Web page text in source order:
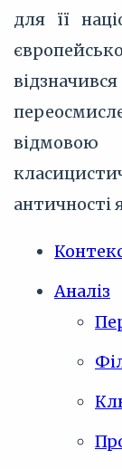
для її
античності
Аналіз